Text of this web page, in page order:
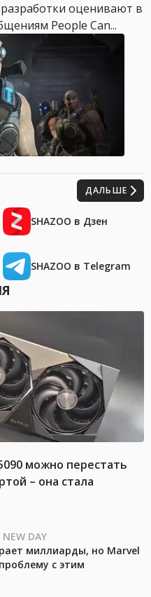
оценивают в
People Can...
ДАЛЬШЕ
SHAZOO в Дзен
SHAZOO в Telegram
можно перестать
– она стала
DAY
миллиарды, но Marvel
с этим